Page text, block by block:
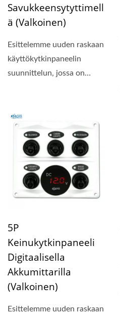
Savukkeensytyttimell
Ä (valkoinen)
Esittelemme uuden raskaan
käyttökytkinpaneelin
suunnittelun, jossa on
5P
Keinukytkinpaneeli
Digitaalisella
Akkumittarilla
(valkoinen)
Esittelemme uuden raskaan